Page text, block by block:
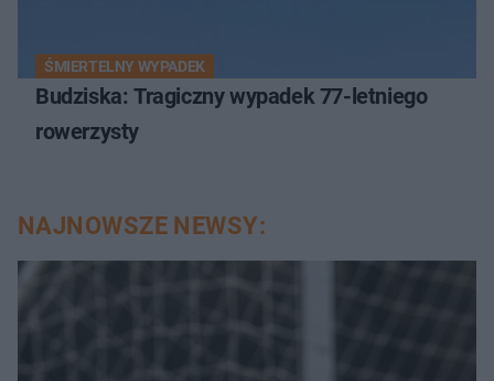
ŚMIERTELNY WYPADEK
Budziska: Tragiczny wypadek 77-letniego
rowerzysty
NAJNOWSZE NEWSY: